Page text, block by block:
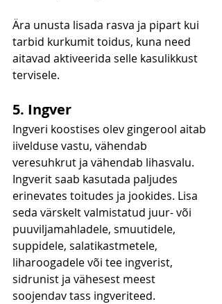
Ära unusta lisada rasva ja pipart kui
tarbid kurkumit toidus, kuna need
aitavad aktiveerida selle kasulikkust
tervisele.
5. Ingver
Ingveri koostises olev gingerool aitab
iivelduse vastu, vähendab
veresuhkrut ja vähendab lihasvalu.
Ingverit saab kasutada paljudes
erinevates toitudes ja jookides. Lisa
seda värskelt valmistatud juur- või
puuviljamahladele, smuutidele,
suppidele, salatikastmetele,
liharoogadele või tee ingverist,
sidrunist ja vähesest meest
soojendav tass ingveriteed.